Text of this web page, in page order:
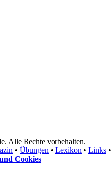
Alle Rechte vorbehalten.
• Übungen • Lexikon • Links •
Cookies